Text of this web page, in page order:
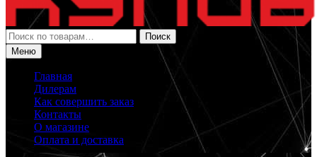
Искать:
Поиск
Меню
Главная
Дилерам
Как совершить заказ
Контакты
О магазине
Оплата и доставка